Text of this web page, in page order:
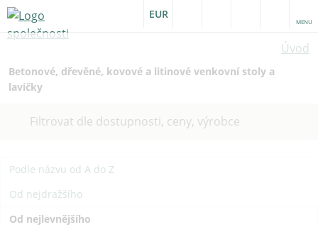
EUR
MENU
Úvod
Betonové, dřevěné, kovové a litinové venkovní stoly a
lavičky
Filtrovat dle dostupnosti, ceny, výrobce
Podle názvu od A do Z
Od nejdražšího
Od nejlevnějšího